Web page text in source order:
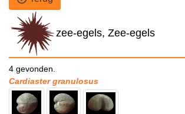
zee-egels, Zee-egels
4 gevonden.
Cardiaster granulosus